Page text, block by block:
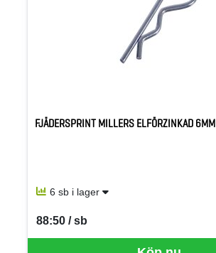
FJÄDERSPRINT MILLERS ELFÖRZINKAD 6MM
6 sb i lager
88:50 / sb
SEK per SB